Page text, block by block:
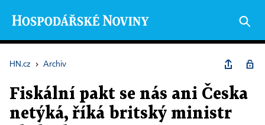
HN.cz › Archiv
Fiskální pakt se nás ani Česka
netýká, říká britský ministr